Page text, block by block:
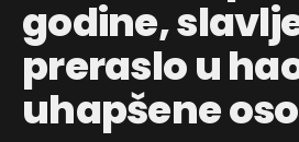
godine,
preraslo u
uhapšene